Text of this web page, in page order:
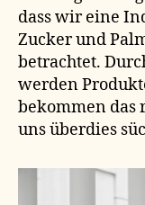
dass wir eine
Zucker und
betrachtet.
werden
bekommen das
uns überdies